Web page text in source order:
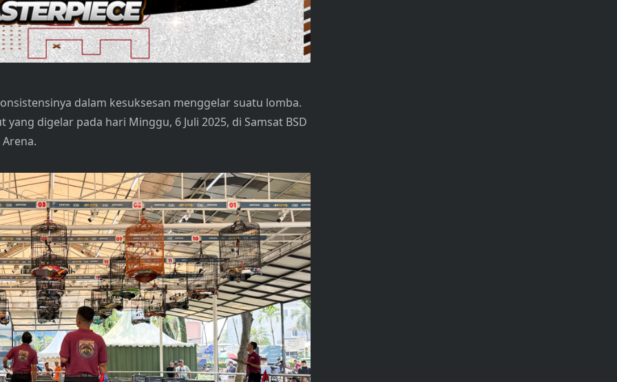
dalam kesuksesan menggelar suatu lomba.
digelar pada hari Minggu, 6 Juli 2025, di Samsat BSD